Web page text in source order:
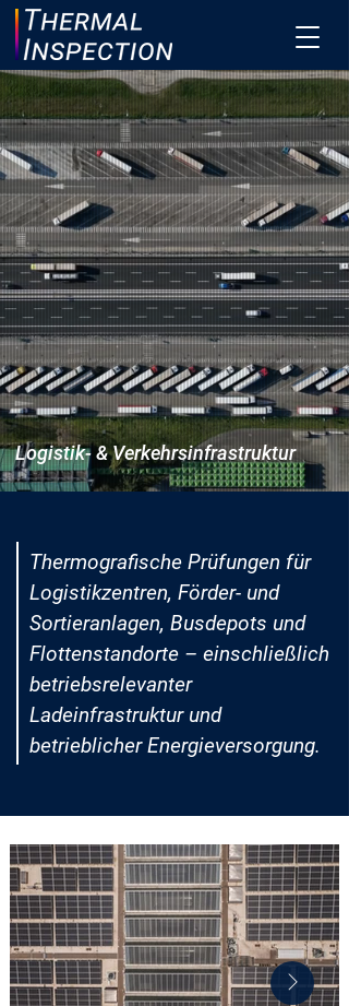
Logistik- & Verkehrsinfrastruktur
Thermografische Prüfungen für
Logistikzentren, Förder- und
Sortieranlagen, Busdepots und
Flottenstandorte – einschließlich
betriebsrelevanter
Ladeinfrastruktur und
betrieblicher Energieversorgung.